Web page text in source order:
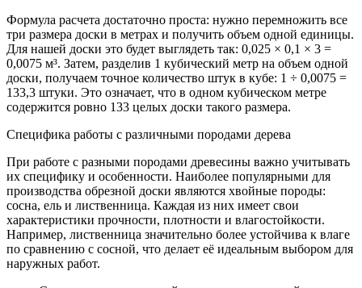
Формула расчета достаточно проста: нужно перемножить все
три размера доски в метрах и получить объем одной единицы.
Для нашей доски это будет выглядеть так: 0,025 × 0,1 × 3 =
0,0075 м³. Затем, разделив 1 кубический метр на объем одной
доски, получаем точное количество штук в кубе: 1 ÷ 0,0075 =
133,3 штуки. Это означает, что в одном кубическом метре
содержится ровно 133 целых доски такого размера.
Специфика работы с различными породами дерева
При работе с разными породами древесины важно учитывать
их специфику и особенности. Наиболее популярными для
производства обрезной доски являются хвойные породы:
сосна, ель и лиственница. Каждая из них имеет свои
характеристики прочности, плотности и влагостойкости.
Например, лиственница значительно более устойчива к влаге
по сравнению с сосной, что делает её идеальным выбором для
наружных работ.